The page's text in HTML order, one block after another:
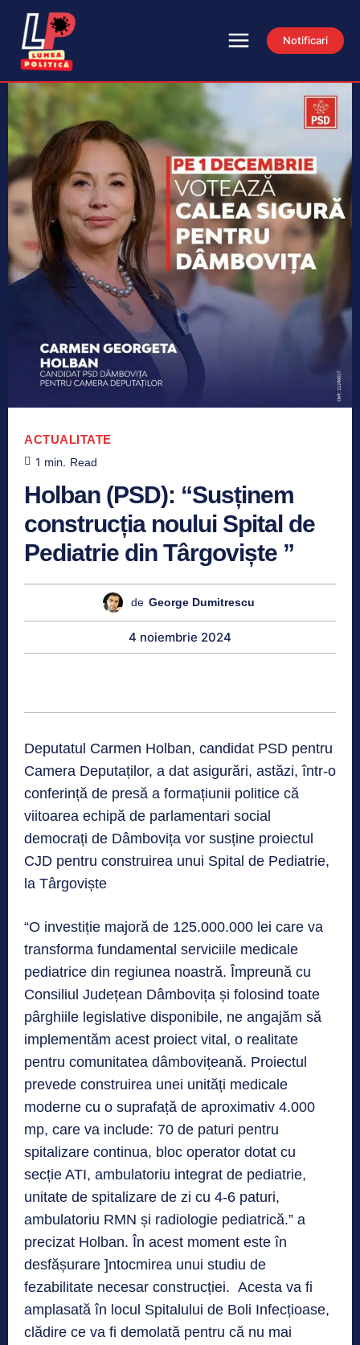
Notificari
ACTUALITATE
1 min. Read
Holban (PSD): “Susținem
construcția noului Spital de
Pediatrie din Târgoviște ”
de George Dumitrescu
4 noiembrie 2024
Deputatul Carmen Holban, candidat PSD pentru
Camera Deputaților, a dat asigurări, astăzi, într-o
conferință de presă a formațiunii politice că
viitoarea echipă de parlamentari social
democrați de Dâmbovița vor susține proiectul
CJD pentru construirea unui Spital de Pediatrie,
la Târgoviște
“O investiție majoră de 125.000.000 lei care va
transforma fundamental serviciile medicale
pediatrice din regiunea noastră. Împreună cu
Consiliul Județean Dâmbovița și folosind toate
pârghiile legislative disponibile, ne angajăm să
implementăm acest proiect vital, o realitate
pentru comunitatea dâmbovițeană. Proiectul
prevede construirea unei unități medicale
moderne cu o suprafață de aproximativ 4.000
mp, care va include: 70 de paturi pentru
spitalizare continua, bloc operator dotat cu
secție ATI, ambulatoriu integrat de pediatrie,
unitate de spitalizare de zi cu 4-6 paturi,
ambulatoriu RMN și radiologie pediatrică.” a
precizat Holban. În acest moment este în
desfășurare ]ntocmirea unui studiu de
fezabilitate necesar construcției. Acesta va fi
amplasată în locul Spitalului de Boli Infecțioase,
clădire ce va fi demolată pentru că nu mai